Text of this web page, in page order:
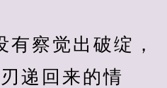
察觉出破绽，
递回来的情